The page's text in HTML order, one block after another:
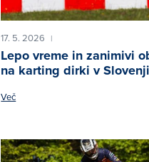
17. 5. 2026 |
Lepo vreme in zanimivi
na karting dirki v
Več